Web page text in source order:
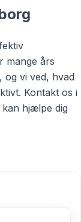
mange års
og vi ved, hvad
Kontakt os i
hjælpe dig